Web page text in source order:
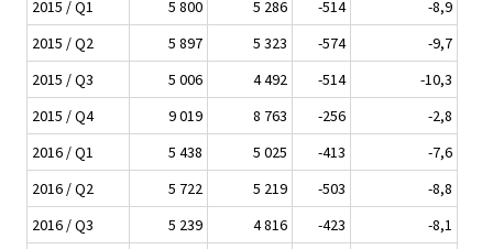
2015 / Q1 5 800 5 286 -514
-8,9
2015 / Q2
5 897 5 323 -574
-9,7
2015 / Q3
5 006 4 492 -514
-10,3
2015 / Q4
9 019 8 763 -256
-2,8
2016 / Q1
5 438 5 025 -413
-7,6
2016 / Q2
5 722 5 219 -503
-8,8
2016 / Q3
5 239 4 816 -423
-8,1